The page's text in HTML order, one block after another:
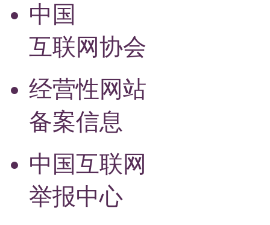
中国
互联网协会
经营性网站
备案信息
中国互联网
举报中心